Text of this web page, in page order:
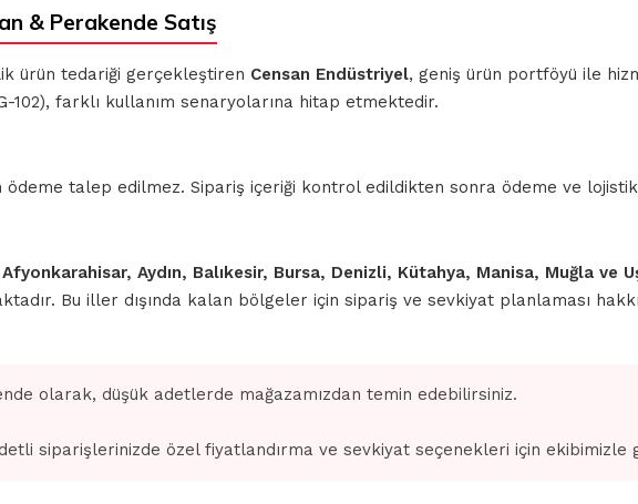
& Perakende Satış
ürün tedariği gerçekleştiren Censan Endüstriyel, geniş ürün portföyü ile
102), farklı kullanım senaryolarına hitap etmektedir.
talep edilmez. Sipariş içeriği kontrol edildikten sonra ödeme ve
Aydın, Balıkesir, Bursa, Denizli, Kütahya, Manisa, Muğla ve
Bu iller dışında kalan bölgeler için sipariş ve sevkiyat planlaması
olarak, düşük adetlerde mağazamızdan temin edebilirsiniz.
siparişlerinizde özel fiyatlandırma ve sevkiyat seçenekleri için ekibimizle